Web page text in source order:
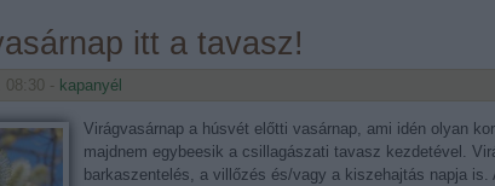
itt a tavasz!
08:30 - kapanyél
Virágvasárnap a húsvét előtti vasárnap, ami idén olyan
majdnem egybeesik a csillagászati tavasz kezdetével.
barkaszentelés, a villőzés és/vagy a kiszehajtás napja is.